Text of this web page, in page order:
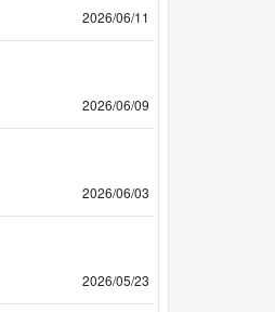
2026/06/11
2026/06/09
2026/06/03
2026/05/23